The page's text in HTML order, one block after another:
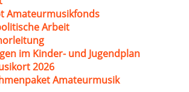
Amateurmusikfonds
Arbeit
im Kinder- und Jugendplan
2026
Amateurmusik